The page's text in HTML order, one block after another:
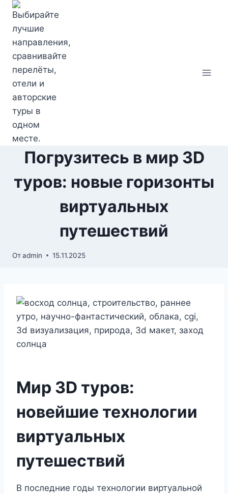
Перейти
содержимому
Погрузитесь в мир 3D
туров: новые горизонты
виртуальных
путешествий
Отadmin 15.11.2025
Мир 3D туров:
новейшие технологии
виртуальных
путешествий
В последние годы технологии виртуальной